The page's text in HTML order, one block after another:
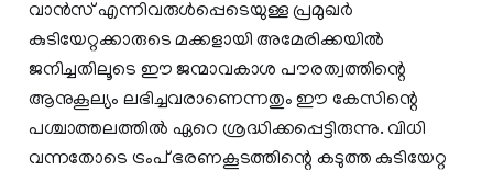
വാൻസ് എന്നിവരുൾപ്പെടെയുള്ള പ്രമുഖർ
കുടിയേറ്റക്കാരുടെ മക്കളായി അമേരിക്കയിൽ
ജനിച്ചതിലൂടെ ഈ ജന്മാവകാശ പൗരത്വത്തിന്റെ
ആനുകൂല്യം ലഭിച്ചവരാണെന്നതും ഈ കേസിന്റെ
പശ്ചാത്തലത്തിൽ ഏറെ ശ്രദ്ധിക്കപ്പെട്ടിരുന്നു. വിധി
വന്നതോടെ ട്രംപ് ഭരണകൂടത്തിന്റെ കടുത്ത കുടിയേറ്റ